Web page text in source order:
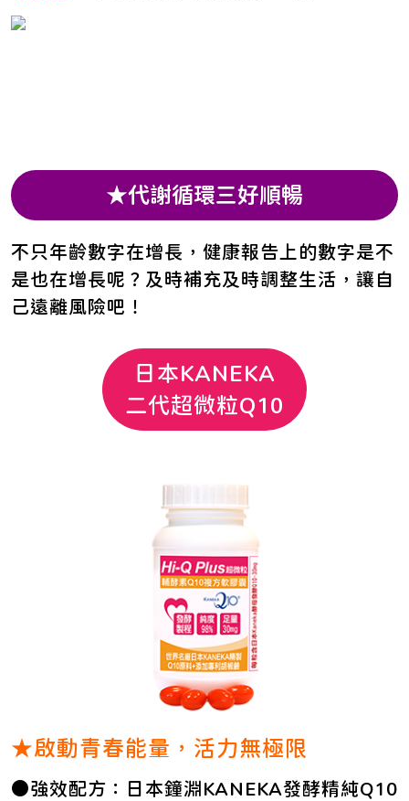
★代謝循環三好順暢
不只年齡數字在增長，健康報告上的數字是不
是也在增長呢？及時補充及時調整生活，讓自
己遠離風險吧！
日本KANEKA
二代超微粒Q10
★啟動青春能量，活力無極限
●強效配方：日本鐘淵KANEKA發酵精純Q10